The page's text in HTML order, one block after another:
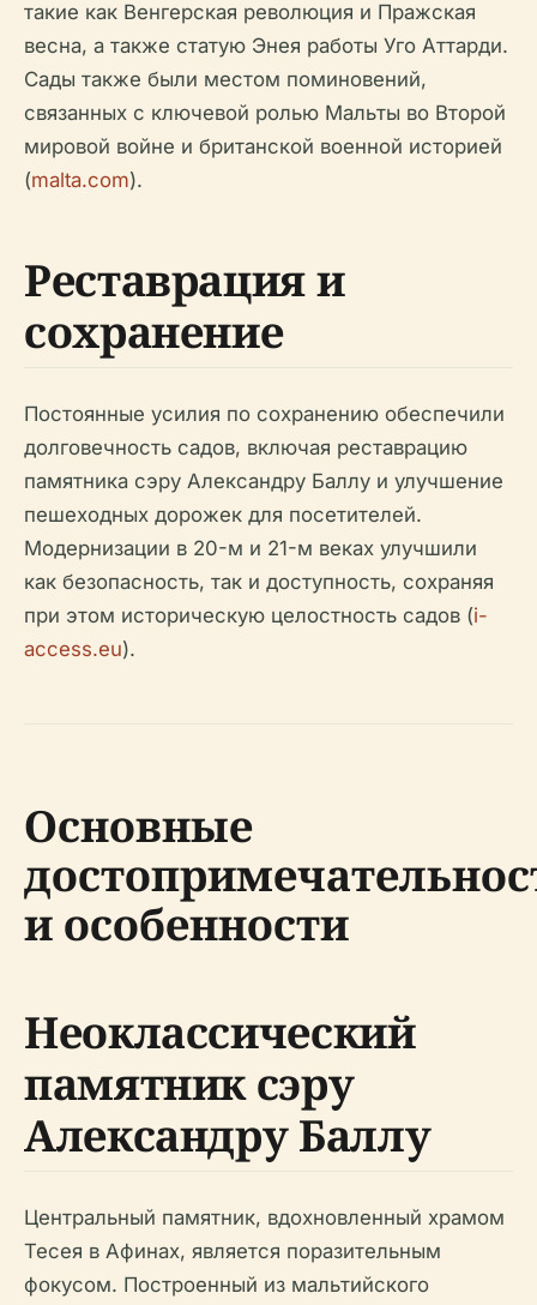
такие как Венгерская революция и Пражская
весна, а также статую Энея работы Уго Аттарди.
Сады также были местом поминовений,
связанных с ключевой ролью Мальты во Второй
мировой войне и британской военной историей
(malta.com).
Реставрация и
сохранение
Постоянные усилия по сохранению обеспечили
долговечность садов, включая реставрацию
памятника сэру Александру Баллу и улучшение
пешеходных дорожек для посетителей.
Модернизации в 20-м и 21-м веках улучшили
как безопасность, так и доступность, сохраняя
при этом историческую целостность садов (i-
access.eu).
Основные
и особенности
Неоклассический
памятник сэру
Александру Баллу
Центральный памятник, вдохновленный храмом
Тесея в Афинах, является поразительным
фокусом. Построенный из мальтийского